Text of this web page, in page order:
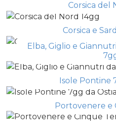
Corsica del
Corsica e
Elba, Giglio e
Isole Pontine
Portovenere e